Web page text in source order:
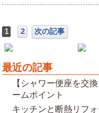
1 2 次の記事
最近の記事
【シャワー便座を交
ームポイント
キッチンと断熱リフ